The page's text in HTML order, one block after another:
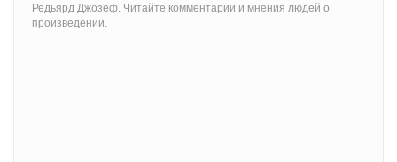
Редьярд Джозеф. Читайте комментарии и мнения людей о
произведении.